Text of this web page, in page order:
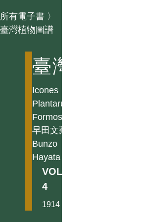
所有電子書 〉
臺灣植物圖譜
臺灣植物圖譜
Icones
Plantarum
Formosanarum
早田文藏
Bunzo
Hayata
VOL.
4
1914